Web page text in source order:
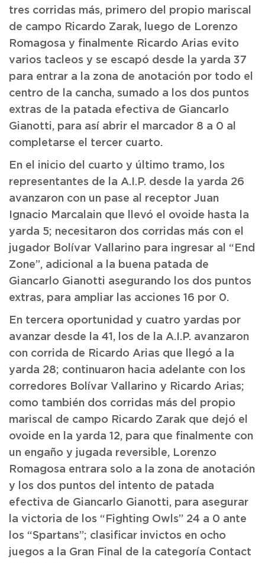
tres corridas más, primero del propio mariscal
de campo Ricardo Zarak, luego de Lorenzo
Romagosa y finalmente Ricardo Arias evito
varios tacleos y se escapó desde la yarda 37
para entrar a la zona de anotación por todo el
centro de la cancha, sumado a los dos puntos
extras de la patada efectiva de Giancarlo
Gianotti, para así abrir el marcador 8 a 0 al
completarse el tercer cuarto.
En el inicio del cuarto y último tramo, los
representantes de la A.I.P. desde la yarda 26
avanzaron con un pase al receptor Juan
Ignacio Marcalain que llevó el ovoide hasta la
yarda 5; necesitaron dos corridas más con el
jugador Bolívar Vallarino para ingresar al “End
Zone”, adicional a la buena patada de
Giancarlo Gianotti asegurando los dos puntos
extras, para ampliar las acciones 16 por 0.
En tercera oportunidad y cuatro yardas por
avanzar desde la 41, los de la A.I.P. avanzaron
con corrida de Ricardo Arias que llegó a la
yarda 28; continuaron hacia adelante con los
corredores Bolívar Vallarino y Ricardo Arias;
como también dos corridas más del propio
mariscal de campo Ricardo Zarak que dejó el
ovoide en la yarda 12, para que finalmente con
un engaño y jugada reversible, Lorenzo
Romagosa entrara solo a la zona de anotación
y los dos puntos del intento de patada
efectiva de Giancarlo Gianotti, para asegurar
la victoria de los “Fighting Owls” 24 a 0 ante
los “Spartans”; clasificar invictos en ocho
juegos a la Gran Final de la categoría Contact